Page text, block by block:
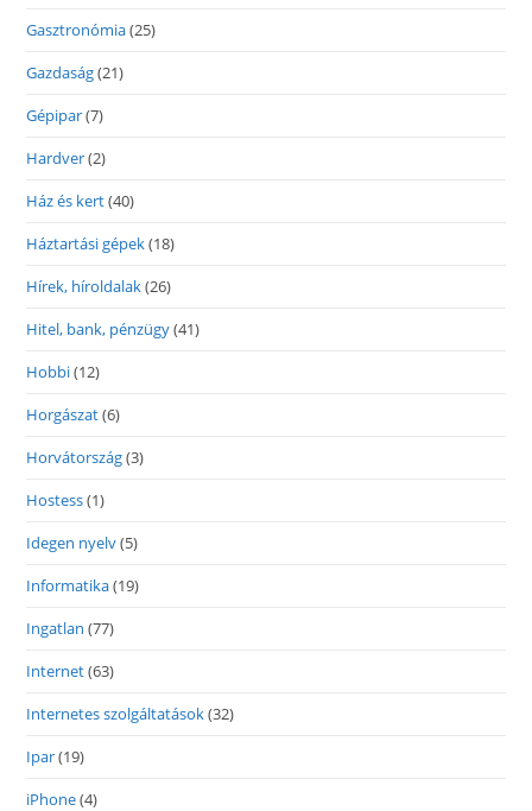
Gasztronómia(25)
Gazdaság(21)
Gépipar(7)
Hardver(2)
Ház és kert(40)
Háztartási gépek(18)
Hírek, híroldalak(26)
Hitel, bank, pénzügy(41)
Hobbi(12)
Horgászat(6)
Horvátország(3)
Hostess(1)
Idegen nyelv(5)
Informatika(19)
Ingatlan (77)
Internet(63)
Internetes szolgáltatások(32)
Ipar(19)
iPhone(4)